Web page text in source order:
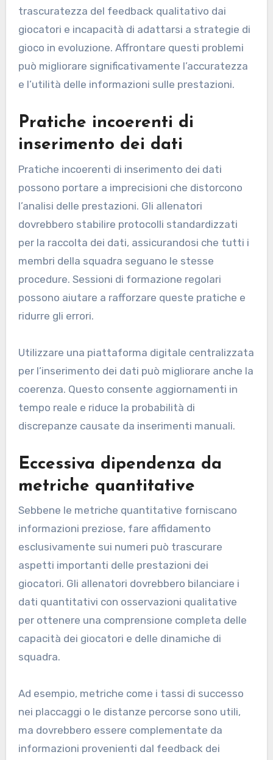
trascuratezza del feedback qualitativo dai
giocatori e incapacità di adattarsi a strategie di
gioco in evoluzione. Affrontare questi problemi
può migliorare significativamente l’accuratezza
e l’utilità delle informazioni sulle prestazioni.
Pratiche incoerenti di
inserimento dei dati
Pratiche incoerenti di inserimento dei dati
possono portare a imprecisioni che distorcono
l’analisi delle prestazioni. Gli allenatori
dovrebbero stabilire protocolli standardizzati
per la raccolta dei dati, assicurandosi che tutti i
membri della squadra seguano le stesse
procedure. Sessioni di formazione regolari
possono aiutare a rafforzare queste pratiche e
ridurre gli errori.
Utilizzare una piattaforma digitale centralizzata
per l’inserimento dei dati può migliorare anche la
coerenza. Questo consente aggiornamenti in
tempo reale e riduce la probabilità di
discrepanze causate da inserimenti manuali.
Eccessiva dipendenza da
metriche quantitative
Sebbene le metriche quantitative forniscano
informazioni preziose, fare affidamento
esclusivamente sui numeri può trascurare
aspetti importanti delle prestazioni dei
giocatori. Gli allenatori dovrebbero bilanciare i
dati quantitativi con osservazioni qualitative
per ottenere una comprensione completa delle
capacità dei giocatori e delle dinamiche di
squadra.
Ad esempio, metriche come i tassi di successo
nei placcaggi o le distanze percorse sono utili,
ma dovrebbero essere complementate da
informazioni provenienti dal feedback dei